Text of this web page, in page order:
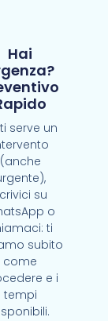
Hai
serve un
(anche
su
o
ti
subito
come
e i
tempi